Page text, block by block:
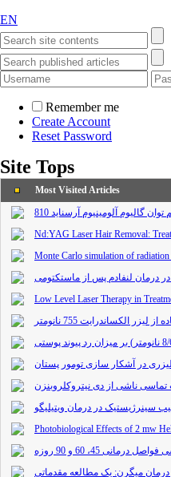
EN
Remember me
Create Account
Reset Password
Site Tops
Most Visited Articles
Nd:YAG Laser Hair Removal:
Monte Carlo simulation of
در درمان لنفادم پس از ماستکتومی
Low Level Laser Therapy in
الکساندرایت 755 نانومتر
در آشکار سازی تومور پستان
Photobiological Effects of 2 mw
درمان میگرن: یک مطالعه مقدماتی